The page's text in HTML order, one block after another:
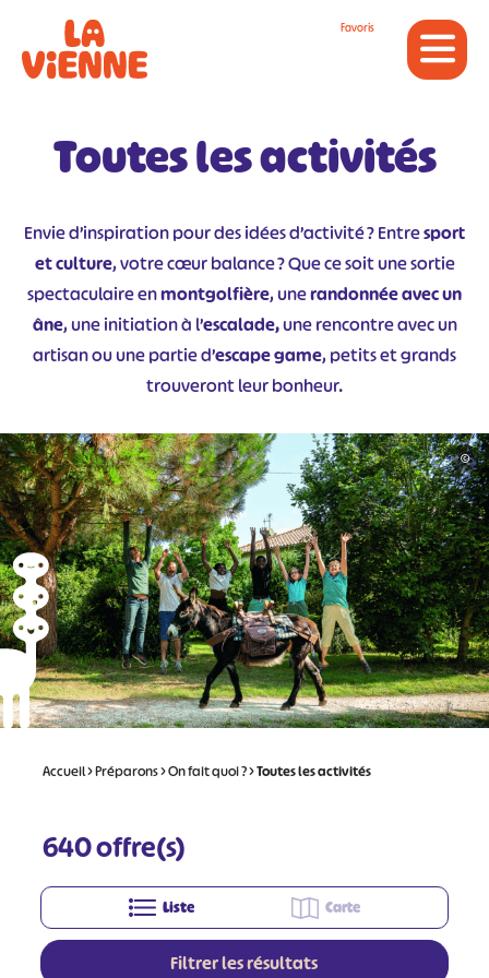
Favoris
Toutes les activités
Envie d’inspiration pour des idées d’activité ? Entresport
et culture, votre cœur balance ? Que ce soit une sortie
spectaculaire enmontgolfière, unerandonnée avec un
âne, une initiation à l’escalade,une rencontre avec un
artisan ou une partie d’escape game, petits et grands
trouveront leur bonheur.
©
Accueil>Préparons>On fait quoi ?>Toutes les activités
640offre(s)
Liste Carte
Filtrer les résultats